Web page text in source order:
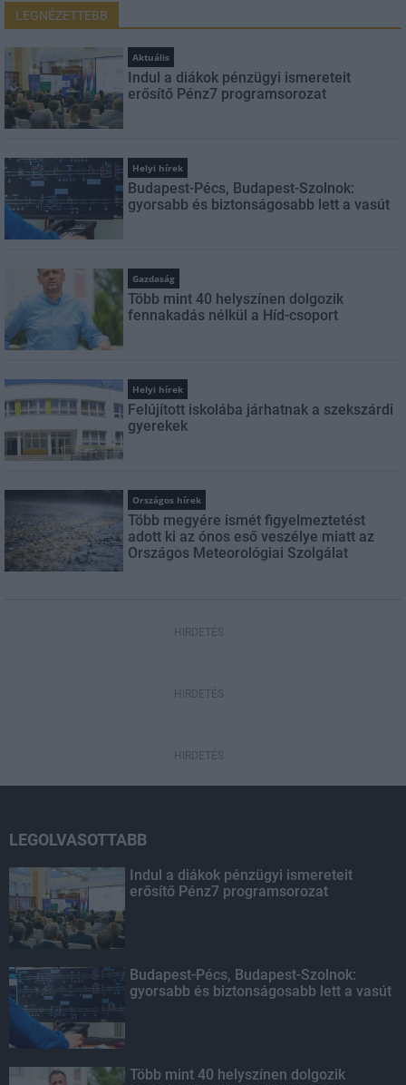
LEGNÉZETTEBB
Aktuális
Indul a diákok pénzügyi ismereteit
erősítő Pénz7 programsorozat
Helyi hírek
Budapest-Pécs, Budapest-Szolnok:
gyorsabb és biztonságosabb lett a vasút
Gazdaság
Több mint 40 helyszínen dolgozik
fennakadás nélkül a Híd-csoport
Helyi hírek
Felújított iskolába járhatnak a szekszárdi
gyerekek
Országos hírek
Több megyére ismét figyelmeztetést
adott ki az ónos eső veszélye miatt az
Országos Meteorológiai Szolgálat
HIRDETÉS
HIRDETÉS
HIRDETÉS
LEGOLVASOTTABB
Indul a diákok pénzügyi ismereteit
erősítő Pénz7 programsorozat
Budapest-Pécs, Budapest-Szolnok:
gyorsabb és biztonságosabb lett a vasút
Több mint 40 helyszínen dolgozik